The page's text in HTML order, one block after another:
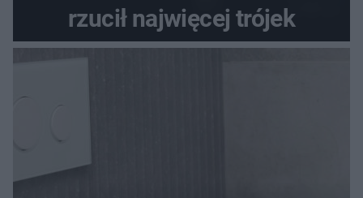
rzucił najwięcej trójek